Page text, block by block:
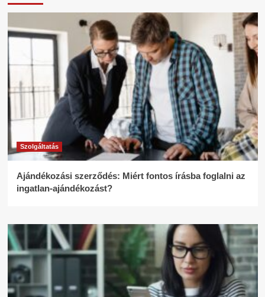
Szolgáltatás
Ajándékozási szerződés: Miért fontos írásba foglalni az
ingatlan-ajándékozást?